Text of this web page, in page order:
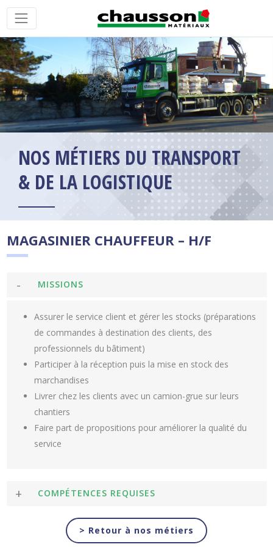
NOS MÉTIERS DU TRANSPORT
& DE LA LOGISTIQUE
MAGASINIER CHAUFFEUR – H/F
MISSIONS
Assurer le service client et gérer les stocks (préparations
de commandes à destination des clients, des
professionnels du bâtiment)
Participer à la réception puis la mise en stock des
marchandises
Livrer chez les clients avec un camion-grue sur leurs
chantiers
Faire part de propositions pour améliorer la qualité du
service
COMPÉTENCES REQUISES
Retour à nos métiers